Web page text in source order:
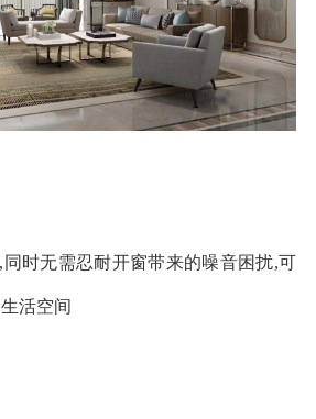
, 同时无需忍耐开窗带来的噪音困扰,可
活空间